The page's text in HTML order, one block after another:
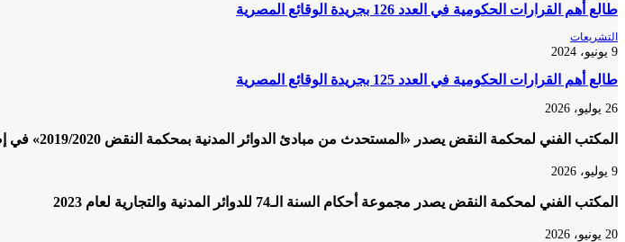
طالع أهم القرارات الحكومية في العدد 126 بجريدة الوقائع المصرية
التشريعات
9 يونيو، 2024
طالع أهم القرارات الحكومية في العدد 125 بجريدة الوقائع المصرية
26 يوليو، 2026
المكتب الفني لمحكمة النقض يصدر «المستحدث من مبادئ الدوائر المدنية بمحكمة النقض 2019/2020» في إصدار إلكتروني
9 يوليو، 2026
المكتب الفني لمحكمة النقض يصدر مجموعة أحكام السنة الـ74 للدوائر المدنية والتجارية لعام 2023
20 يونيو، 2026